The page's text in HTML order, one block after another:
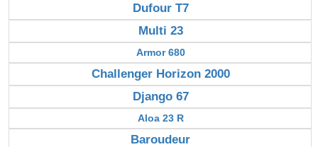
Dufour T7
Multi 23
Armor 680
Challenger Horizon 2000
Django 67
Aloa 23 R
Baroudeur